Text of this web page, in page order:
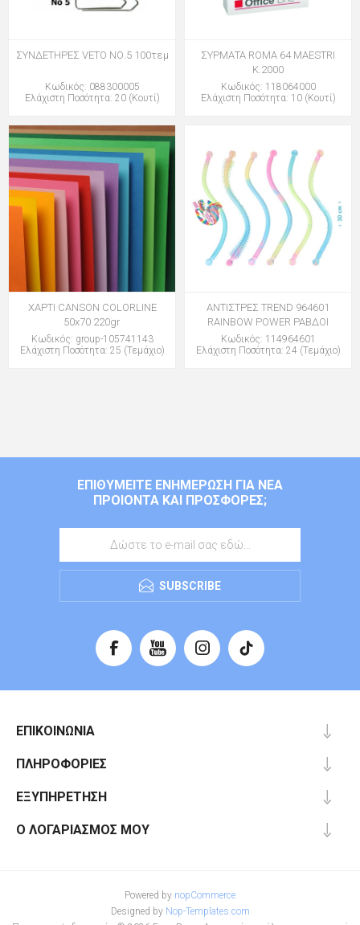
ΣΥΝΔΕΤΗΡΕΣ VETO ΝΟ.5 100τεμ
Κωδικός: 088300005
Ελάχιστη Ποσότητα: 20 (Κουτί)
ΣΥΡΜΑΤΑ ROMA 64 MAESTRI
Κ.2000
Κωδικός: 118064000
Ελάχιστη Ποσότητα: 10 (Κουτί)
ΧΑΡΤΙ CANSON COLORLINE
50x70 220gr
Κωδικός: group-105741143
Ελάχιστη Ποσότητα: 25 (Τεμάχιο)
ΑΝΤΙΣΤΡΕΣ TREND 964601
RAINBOW POWER ΡΑΒΔΟΙ
Κωδικός: 114964601
Ελάχιστη Ποσότητα: 24 (Τεμάχιο)
ΕΠΙΘΥΜΕΊΤΕ ΕΝΗΜΈΡΩΣΗ ΓΙΑ ΝΈΑ
ΠΡΟΙΌΝΤΑ ΚΑΙ ΠΡΟΣΦΟΡΈΣ;
SUBSCRIBE
ΕΠΙΚΟΙΝΩΝΊΑ
ΠΛΗΡΟΦΟΡΊΕΣ
ΕΞΥΠΗΡΈΤΗΣΗ
Ο ΛΟΓΑΡΙΑΣΜΌΣ ΜΟΥ
Powered by nopCommerce
Designed by Nop-Templates.com